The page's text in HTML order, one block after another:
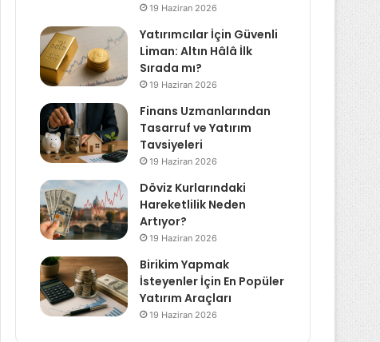
19 Haziran 2026
Yatırımcılar İçin Güvenli
Liman: Altın Hâlâ İlk
Sırada mı?
19 Haziran 2026
Finans Uzmanlarından
Tasarruf ve Yatırım
Tavsiyeleri
19 Haziran 2026
Döviz Kurlarındaki
Hareketlilik Neden
Artıyor?
19 Haziran 2026
Birikim Yapmak
İsteyenler İçin En Popüler
Yatırım Araçları
19 Haziran 2026